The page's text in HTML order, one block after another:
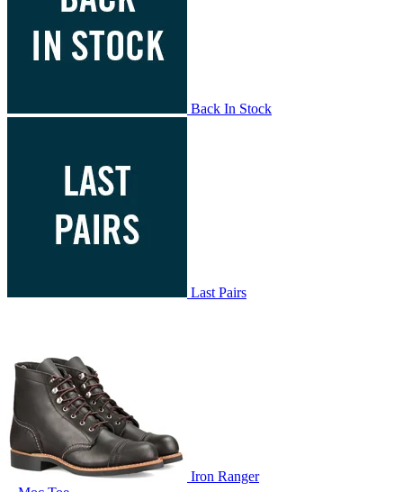
Back In Stock
Last Pairs
Iron Ranger